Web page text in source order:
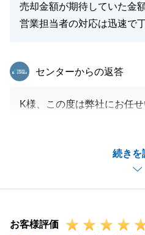
売却金額が期待していた金
営業担当者の対応は迅速で
続きを
東急リバブル
センターからの返答
K様、この度は弊社にお任
が、無事決済引渡しまで終
また、ご希望金額に達する
今後も不動産にお困りのこ
お客様評価